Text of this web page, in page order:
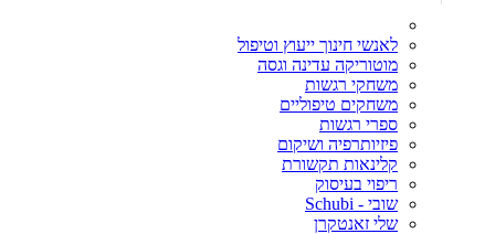
לאנשי חינוך ייעוץ וטיפול
מוטוריקה עדינה וגסה
משחקי רגשות
משחקים טיפוליים
ספרי רגשות
פיזיותרפיה ושיקום
קלינאות תקשורת
ריפוי בעיסוק
שובי - Schubi
שלי זאנטקרן